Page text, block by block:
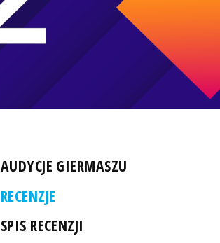
AUDYCJE GIERMASZU
RECENZJE
SPIS RECENZJI